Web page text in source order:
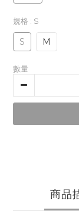
規格 : S
S M
數量
商品